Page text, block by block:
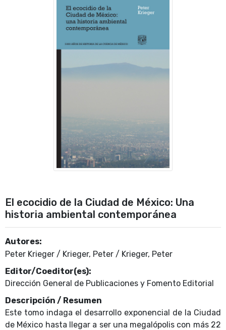
El ecocidio de la Ciudad de México: Una
historia ambiental contemporánea
Autores:
Peter Krieger / Krieger, Peter / Krieger, Peter
Editor/Coeditor(es):
Dirección General de Publicaciones y Fomento Editorial
Descripción / Resumen
Este tomo indaga el desarrollo exponencial de la Ciudad
de México hasta llegar a ser una megalópolis con más 22